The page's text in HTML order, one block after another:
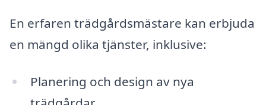
En erfaren trädgårdsmästare kan erbjuda
en mängd olika tjänster, inklusive:
Planering och design av nya